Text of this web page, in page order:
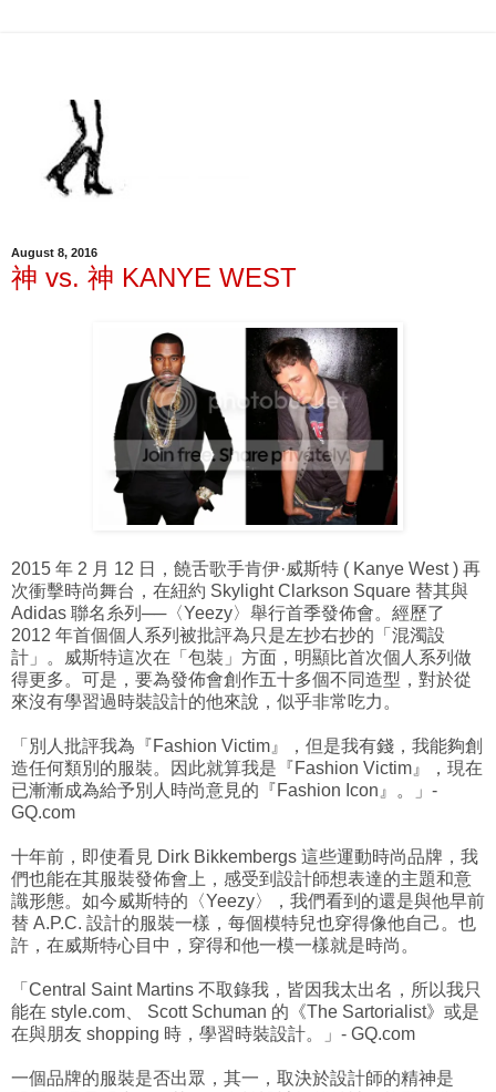
August 8, 2016
神 vs. 神 KANYE WEST
2015 年 2 月 12 日，饒舌歌手肯伊·威斯特 ( Kanye West ) 再
次衝擊時尚舞台，在紐約 Skylight Clarkson Square 替其與
Adidas 聯名糸列──〈Yeezy〉舉行首季發佈會。經歷了
2012 年首個個人系列被批評為只是左抄右抄的「混濁設
計」。威斯特這次在「包裝」方面，明顯比首次個人系列做
得更多。可是，要為發佈會創作五十多個不同造型，對於從
來沒有學習過時裝設計的他來說，似乎非常吃力。
「別人批評我為『Fashion Victim』，但是我有錢，我能夠創
造任何類別的服裝。因此就算我是『Fashion Victim』，現在
已漸漸成為給予別人時尚意見的『Fashion Icon』。」-
GQ.com
十年前，即使看見 Dirk Bikkembergs 這些運動時尚品牌，我
們也能在其服裝發佈會上，感受到設計師想表達的主題和意
識形態。如今威斯特的〈Yeezy〉，我們看到的還是與他早前
替 A.P.C. 設計的服裝一樣，每個模特兒也穿得像他自己。也
許，在威斯特心目中，穿得和他一模一樣就是時尚。
「Central Saint Martins 不取錄我，皆因我太出名，所以我只
能在 style.com、 Scott Schuman 的《The Sartorialist》或是
在與朋友 shopping 時，學習時裝設計。」- GQ.com
一個品牌的服裝是否出眾，其一，取決於設計師的精神是